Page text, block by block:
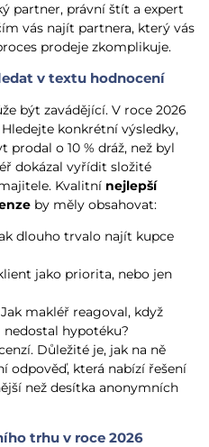
partner, právní štít a expert
vás najít partnera, který vás
prodeje zkomplikuje.
v textu hodnocení
být zavádějící. V roce 2026
konkrétní výsledky,
prodal o 10 % dráž, než byl
dokázal vyřídit složité
Kvalitní nejlepší
by měly obsahovat:
dlouho trvalo najít kupce
jako priorita, nebo jen
Jak makléř reagoval, když
hypotéku?
Důležité je, jak na ně
odpověď, která nabízí řešení
než desítka anonymních
trhu v roce 2026